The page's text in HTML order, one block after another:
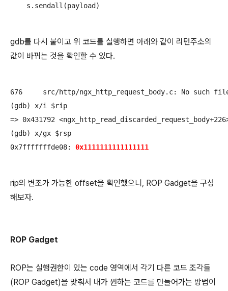
gdb를 다시 붙이고 위 코드를 실행하면 아래와 같이 리턴주소의
값이 바뀌는 것을 확인할 수 있다.
676	src/http/ngx_http_request_body.c: No such file or directory.
(gdb) x/i $rip
=> 0x431792 <ngx_http_read_discarded_request_body+226>:
(gdb) x/gx $rsp
0x1111111111111111
rip의 변조가 가능한 offset을 확인했으니, ROP Gadget을 구성
해보자.
ROP Gadget
ROP는 실행권한이 있는 code 영역에서 각기 다른 코드 조각들
(ROP Gadget)을 맞춰서 내가 원하는 코드를 만들어가는 방법이